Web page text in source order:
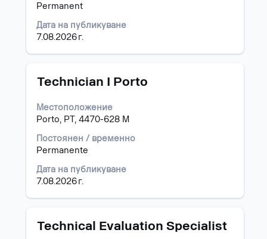
позиции
видите
подробни
данни
Permanent
Дата на публикуване
7.08.2026 г.
да
пълното
съдържание
на
за
задание.
Позиция
Technician I Porto
Местоположение
Porto, PT, 4470-628 M
Постоянен / временно
Permanente
Дата на публикуване
7.08.2026 г.
Изберете
бутона
за
интервал,
за
да
пълното
съдържание
на
за
задание.
Позиция
Technical Evaluation Specialist
Изберете